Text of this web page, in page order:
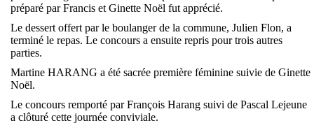
préparé par Francis et Ginette Noël fut apprécié.
Le dessert offert par le boulanger de la commune, Julien Flon, a
terminé le repas. Le concours a ensuite repris pour trois autres
parties.
Martine HARANG a été sacrée première féminine suivie de Ginette
Noël.
Le concours remporté par François Harang suivi de Pascal Lejeune
a clôturé cette journée conviviale.